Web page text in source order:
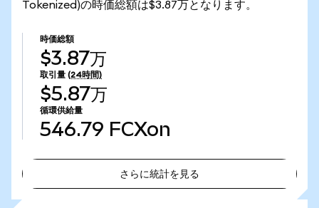
Tokenized)の時価総額は$3.87万となります。
時価総額
$3.87万
取引量 (24時間)
$5.87万
循環供給量
546.79 FCXon
さらに統計を見る